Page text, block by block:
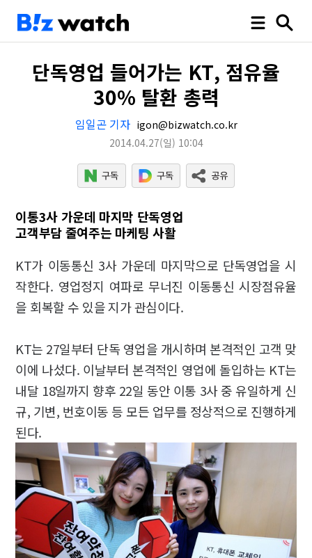
단독영업 들어가는 KT, 점유율
30% 탈환 총력
임일곤 기자 igon@bizwatch.co.kr
2014.04.27(일) 10:04
이통3사 가운데 마지막 단독영업
고객부담 줄여주는 마케팅 사활
KT가 이동통신 3사 가운데 마지막으로 단독영업을 시
작한다. 영업정지 여파로 무너진 이동통신 시장점유율
을 회복할 수 있을 지가 관심이다.
KT는 27일부터 단독 영업을 개시하며 본격적인 고객 맞
이에 나섰다. 이날부터 본격적인 영업에 돌입하는 KT는
내달 18일까지 향후 22일 동안 이통 3사 중 유일하게 신
규, 기변, 번호이동 등 모든 업무를 정상적으로 진행하게
된다.